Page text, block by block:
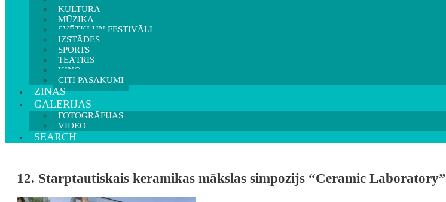
KULTŪRA
MŪZIKA
SVĒTKI UN FESTIVĀLI
IZSTĀDES
SPORTS
TEĀTRIS
KINO
CITI PASĀKUMI
ZIŅAS
GALERIJAS
FOTOGRĀFIJAS
VIDEO
SEARCH
12. Starptautiskais keramikas mākslas simpozijs “Ceramic Laboratory”